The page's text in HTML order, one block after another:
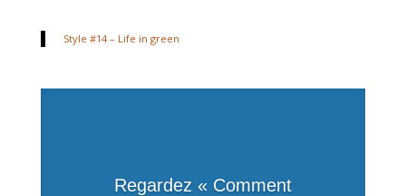
Style #14 – Life in green
Regardez « Comment